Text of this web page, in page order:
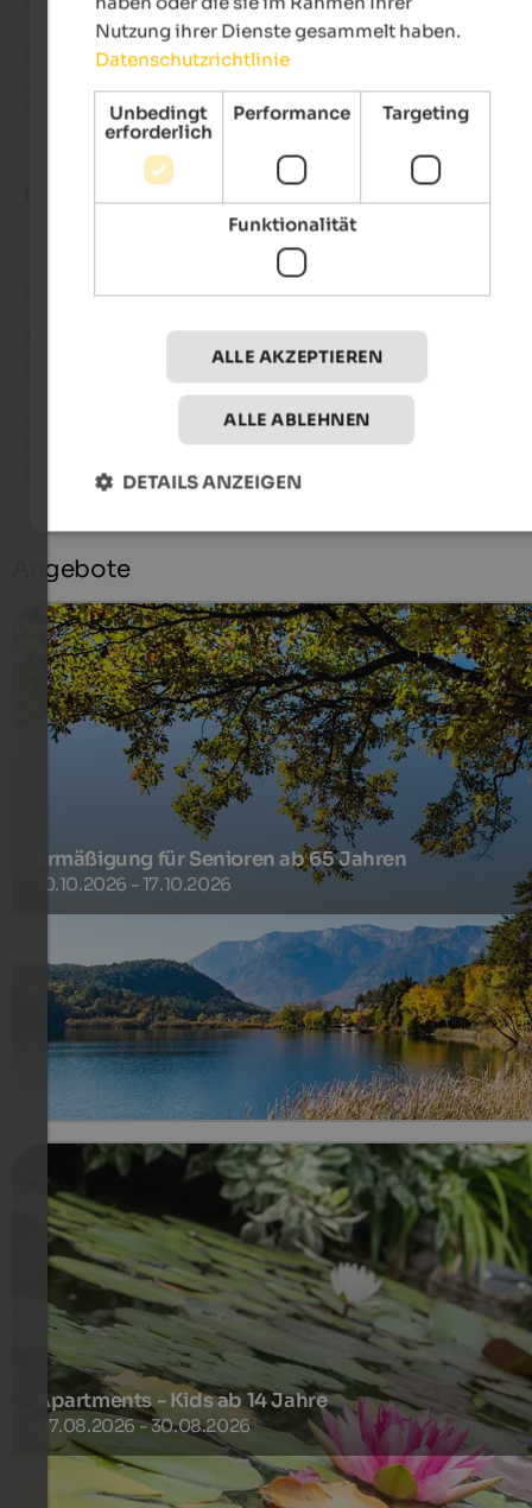
Sehr freundliche Familie  Kinder und Hunde sind herzlich
Urlaub und kann ich nur empfehlen
- Februar 2016
Bewertung aus Google
AUSGEZEICHNET
Modernstes Interieur, super freundliche Vermieter, viel Platz
Wohnung mit voll ausgestatteter Küche, tolle
Strecken in der Umgebung.
Angebote
Ermäßigung für Senioren ab 65 Jahren
10.10.2026 - 17.10.2026
7 Nächte buchen und 7% sparen
7 Nächte ab407 €pro Person
mehr Details
Apartments - Kids ab 14 Jahre
07.08.2026 - 30.08.2026
Erholsame Sommerferien im August sowie angenehme
Ruhe und Privatspäre im Garten mit Pool und den
Nutzung ihrer Dienste gesammelt haben.
Datenschutzrichtlinie
Unbedingt
erforderlich
Performance Targeting
Funktionalität
ALLE AKZEPTIEREN
ALLE ABLEHNEN
DETAILS ANZEIGEN